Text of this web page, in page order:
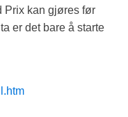
Prix kan gjøres før
er det bare å starte